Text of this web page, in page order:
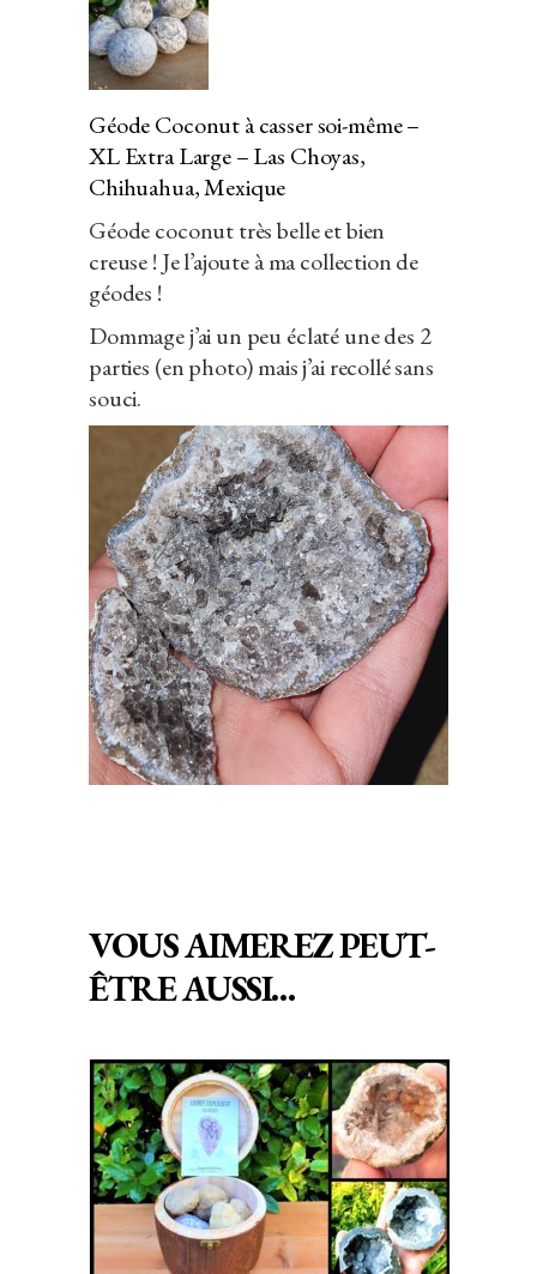
Géode Coconut à casser soi-même –
XL Extra Large – Las Choyas,
Chihuahua, Mexique
Géode coconut très belle et bien
creuse ! Je l’ajoute à ma collection de
géodes !
Dommage j’ai un peu éclaté une des 2
parties (en photo) mais j’ai recollé sans
souci.
VOUS AIMEREZ PEUT-
ÊTRE AUSSI…
CHOIX DES OPTIONS
Ce
produit